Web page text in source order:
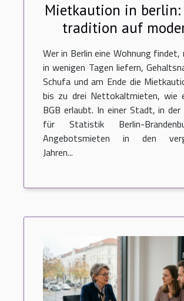
Mietkaution in berlin:
tradition auf
bezahlmethoden
Wer in Berlin eine Wohnung
in wenigen Tagen liefern,
Schufa und am Ende die
bis zu drei Nettokaltmieten, wie
BGB erlaubt. In einer Stadt, in
für Statistik Berlin-
Angebotsmieten in den
Jahren...